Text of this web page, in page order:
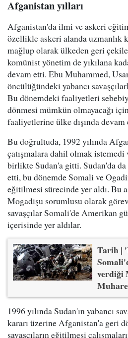
Afganistan yılları
Afganistan'da ilmi ve askeri
özellikle askeri alanda uzmanlık
mağlup olarak ülkeden geri
komünist yönetim de yıkılana
devam etti. Ebu Muhammed,
öncülüğündeki yabancı
Bu dönemdeki faaliyetleri
dönmesi mümkün olmayacağı
faaliyetlerine ülke dışında
Bu doğrultuda, 1992 yılında
çatışmalara dahil olmak istemedi
birlikte Sudan'a gitti. Sudan'da
etti, bu dönemde Somali ve
eğitilmesi sürecinde yer aldı. Bu
Mogadişu sorumlusu olarak
savaşçılar Somali'de Amerikan
içerisinde yer aldılar.
Tarih |
verdiği
1996 yılında Sudan'ın yabancı
kararı üzerine Afganistan'a geri
savaşçıların eğitilmesi